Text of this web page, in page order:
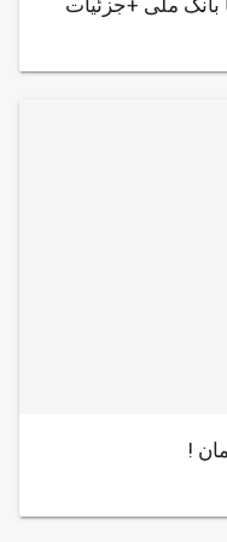
بانک ملی +جزئیات
!